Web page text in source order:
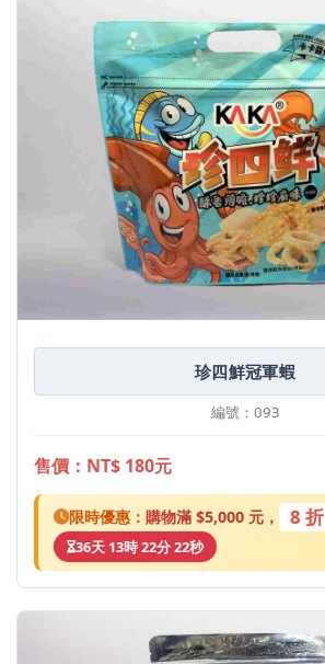
珍四鮮冠軍蝦
編號：093
售價：NT$ 180元
限時優惠： 購物滿 $5,000 元， 8 折
36天 13時 22分 22秒